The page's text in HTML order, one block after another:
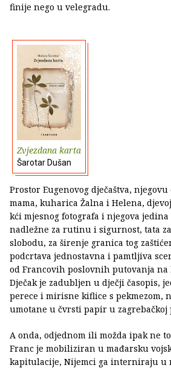
finije nego u velegradu.
Zvjezdana karta
Šarotar Dušan
Prostor Eugenovog dječaštva,
mama, kuharica Žalna i Helena,
kći mjesnog fotografa i njegova
nadležne za rutinu i sigurnost, tata
slobodu, za širenje granica tog
podcrtava jednostavna i pamtljiva
od Francovih poslovnih putovanja na
Dječak je zadubljen u dječji časopis,
perece i mirisne kiflice s pekmezom,
umotane u čvrsti papir u zagrebačkoj
A onda, odjednom ili možda ipak ne
Franc je mobiliziran u mađarsku
kapitulacije, Nijemci ga interniraju u